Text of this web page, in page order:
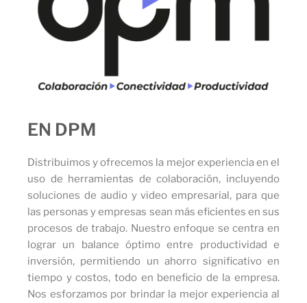
EN DPM
Distribuimos y ofrecemos la mejor experiencia en el
uso de herramientas de colaboración, incluyendo
soluciones de audio y video empresarial, para que
las personas y empresas sean más eficientes en sus
procesos de trabajo. Nuestro enfoque se centra en
lograr un balance óptimo entre productividad e
inversión, permitiendo un ahorro significativo en
tiempo y costos, todo en beneficio de la empresa.
Nos esforzamos por brindar la mejor experiencia al